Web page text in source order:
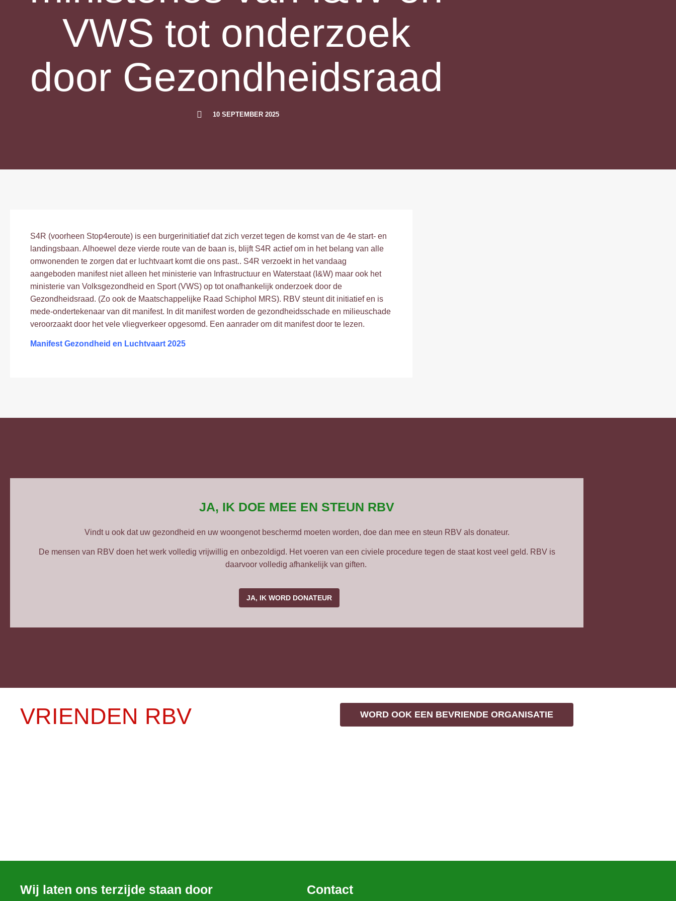
VWS tot onderzoek
door Gezondheidsraad
10 SEPTEMBER 2025
S4R (voorheen Stop4eroute) is een burgerinitiatief dat zich verzet tegen de komst van de 4e start- en
landingsbaan. Alhoewel deze vierde route van de baan is, blijft S4R actief om in het belang van alle
omwonenden te zorgen dat er luchtvaart komt die ons past.. S4R verzoekt in het vandaag
aangeboden manifest niet alleen het ministerie van Infrastructuur en Waterstaat (I&W) maar ook het
ministerie van Volksgezondheid en Sport (VWS) op tot onafhankelijk onderzoek door de
Gezondheidsraad. (Zo ook de Maatschappelijke Raad Schiphol MRS). RBV steunt dit initiatief en is
mede-ondertekenaar van dit manifest. In dit manifest worden de gezondheidsschade en milieuschade
veroorzaakt door het vele vliegverkeer opgesomd. Een aanrader om dit manifest door te lezen.
Manifest Gezondheid en Luchtvaart 2025
JA, IK DOE MEE EN STEUN RBV
Vindt u ook dat uw gezondheid en uw woongenot beschermd moeten worden, doe dan mee en steun RBV als donateur.
De mensen van RBV doen het werk volledig vrijwillig en onbezoldigd. Het voeren van een civiele procedure tegen de staat kost veel geld. RBV is
daarvoor volledig afhankelijk van giften.
JA, IK WORD DONATEUR
VRIENDEN RBV WORD OOK EEN BEVRIENDE ORGANISATIE
Wij laten ons terzijde staan door Contact